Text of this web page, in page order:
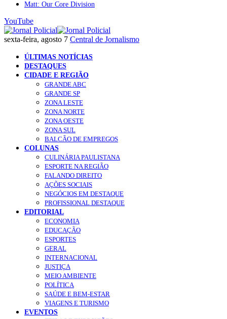
Matt: Our Core Division
YouTube
sexta-feira, agosto 7 Central de Jornalismo
ÚLTIMAS NOTÍCIAS
DESTAQUES
CIDADE E REGIÃO
GRANDE ABC
GRANDE SP
ZONA LESTE
ZONA NORTE
ZONA OESTE
ZONA SUL
BALCÃO DE EMPREGOS
COLUNAS
CULINÁRIA PAULISTANA
ESPORTE NA REGIÃO
FALANDO DIREITO
AÇÕES SOCIAIS
NEGÓCIOS EM DESTAQUE
PROFISSIONAL DESTAQUE
EDITORIAL
ECONOMIA
EDUCAÇÃO
ESPORTES
GERAL
INTERNACIONAL
JUSTIÇA
MEIO AMBIENTE
POLÍTICA
SAÚDE E BEM-ESTAR
VIAGENS E TURISMO
EVENTOS